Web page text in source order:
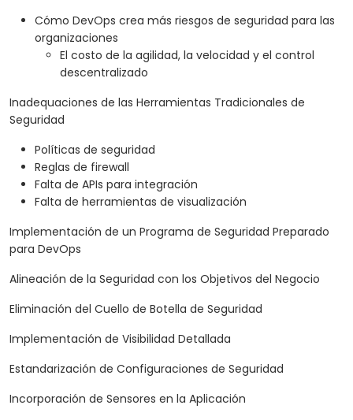
Cómo DevOps crea más riesgos de seguridad para las
organizaciones
El costo de la agilidad, la velocidad y el control
descentralizado
Inadequaciones de las Herramientas Tradicionales de
Seguridad
Políticas de seguridad
Reglas de firewall
Falta de APIs para integración
Falta de herramientas de visualización
Implementación de un Programa de Seguridad Preparado
para DevOps
Alineación de la Seguridad con los Objetivos del Negocio
Eliminación del Cuello de Botella de Seguridad
Implementación de Visibilidad Detallada
Estandarización de Configuraciones de Seguridad
Incorporación de Sensores en la Aplicación